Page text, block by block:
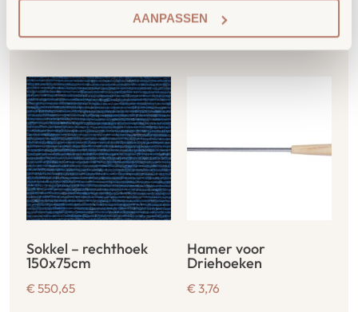
AANPASSEN
winkelwagen
Toevoegen aan
winkelwagen
Sokkel – rechthoek
150x75cm
€ 550,65
Hamer voor
Driehoeken
€ 3,76